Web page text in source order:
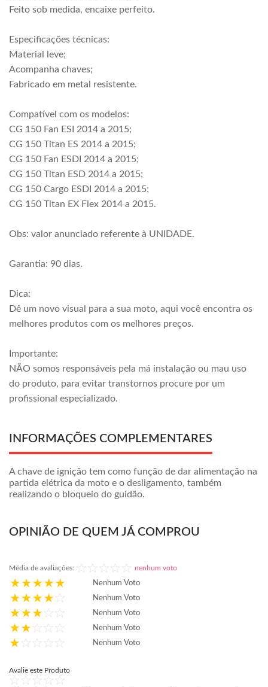
Feito sob medida, encaixe perfeito.
Especificações técnicas:
Material leve;
Acompanha chaves;
Fabricado em metal resistente.
Compatível com os modelos:
CG 150 Fan ESI 2014 a 2015;
CG 150 Titan ES 2014 a 2015;
CG 150 Fan ESDI 2014 a 2015;
CG 150 Titan ESD 2014 a 2015;
CG 150 Cargo ESDI 2014 a 2015;
CG 150 Titan EX Flex 2014 a 2015.
Obs: valor anunciado referente à UNIDADE.
Garantia: 90 dias.
Dica:
Dê um novo visual para a sua moto, aqui você encontra os
melhores produtos com os melhores preços.
Importante:
NÃO somos responsáveis pela má instalação ou mau uso
do produto, para evitar transtornos procure por um
profissional especializado.
INFORMAÇÕES COMPLEMENTARES
A chave de ignição tem como função de dar alimentação na
partida elétrica da moto e o desligamento, também
realizando o bloqueio do guidão.
OPINIÃO DE QUEM JÁ COMPROU
Média de avaliações: nenhum voto
Nenhum Voto
Nenhum Voto
Nenhum Voto
Nenhum Voto
Nenhum Voto
Avalie este Produto